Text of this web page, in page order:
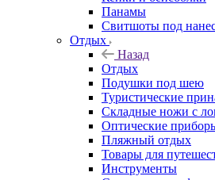
Панамы
Свитшоты под
Отдых
Назад
Отдых
Подушки под шею
Туристические
Складные ножи с
Оптические
Пляжный отдых
Товары для
Инструменты